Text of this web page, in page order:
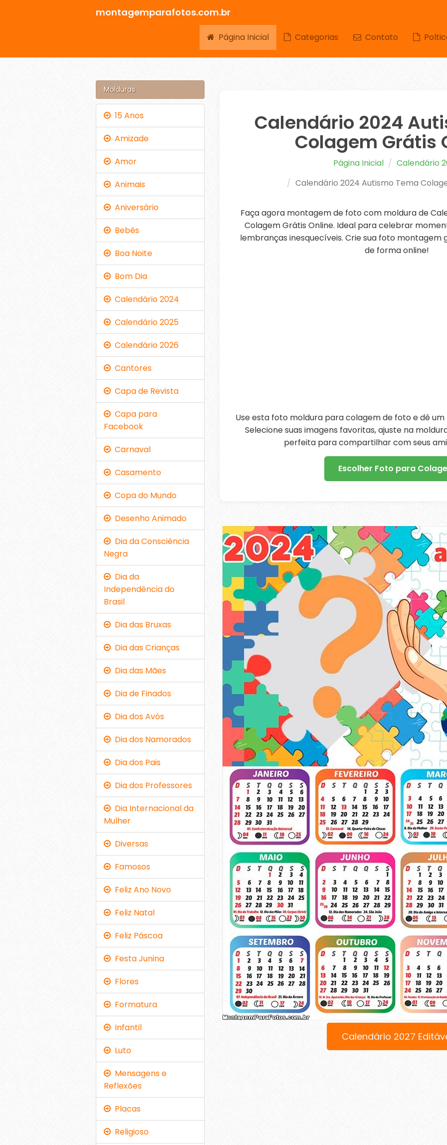
montagemparafotos.com.br
Página Inicial Categorias Contato
Calendário 2024
Colagem Grátis
Página Inicial
Calendário
Calendário 2024 Autismo Tema
Faça agora montagem de foto com moldura de
Colagem Grátis Online. Ideal para celebrar
lembranças inesquecíveis. Crie sua foto montagem
de forma online!
Use esta foto moldura para colagem de foto e dê um
Selecione suas imagens favoritas, ajuste na
perfeita para compartilhar com seus
Escolher Foto para
Calendário 2027
Molduras
15 Anos
Amizade
Amor
Animais
Aniversário
Bebês
Boa Noite
Bom Dia
Calendário 2024
Calendário 2025
Calendário 2026
Cantores
Capa de Revista
Capa para
Facebook
Carnaval
Casamento
Copa do Mundo
Desenho Animado
Dia da Consciência
Negra
Dia da
Independência do
Brasil
Dia das Bruxas
Dia das Crianças
Dia das Mães
Dia de Finados
Dia dos Avós
Dia dos Namorados
Dia dos Pais
Dia dos Professores
Dia Internacional da
Mulher
Diversas
Famosos
Feliz Ano Novo
Feliz Natal
Feliz Páscoa
Festa Junina
Flores
Formatura
Infantil
Luto
Mensagens e
Reflexões
Placas
Religioso